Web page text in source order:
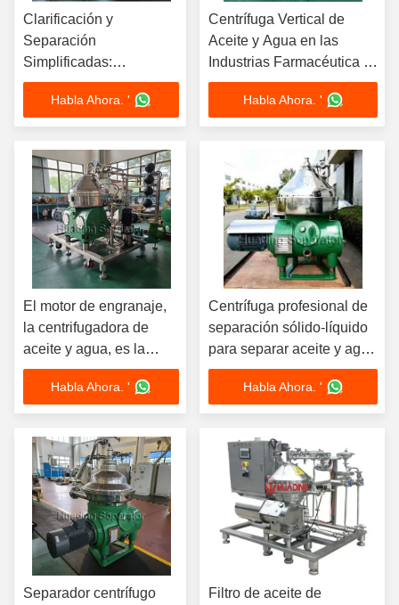
Clarificación y
Separación
Simplificadas:
Centrifugadora de
Aceite y Agua Huading
para la Industria
Farmacéutica
Habla Ahora. '
Centrífuga Vertical de
Aceite y Agua en las
Industrias Farmacéutica y
de Aceite Vegetal
Habla Ahora. '
El motor de engranaje,
la centrifugadora de
aceite y agua, es la
solución definitiva para
separar el aceite y el
agua.
Habla Ahora. '
Centrífuga profesional de
separación sólido-líquido
para separar aceite y agua
200-200000L/H
Habla Ahora. '
Separador centrífugo
Filtro de aceite de